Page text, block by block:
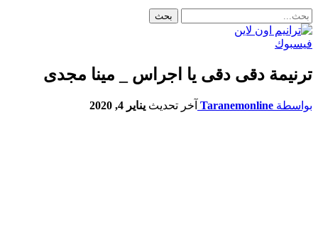
فيسبوك
بواسطة Taranemonline آخر تحديث يناير 4, 2020